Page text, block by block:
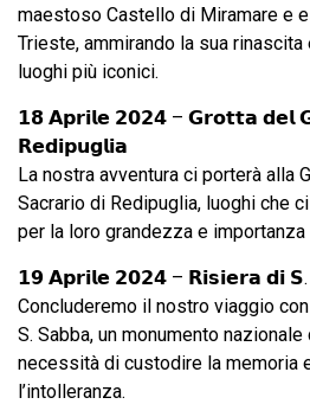
maestoso Castello di Miramare e
Trieste, ammirando la sua
luoghi più iconici.
𝟭𝟴 𝗔𝗽𝗿𝗶𝗹𝗲 𝟮𝟬𝟮𝟰 – 𝗚𝗿𝗼𝘁𝘁𝗮 𝗱𝗲𝗹
𝗥𝗲𝗱𝗶𝗽𝘂𝗴𝗹𝗶𝗮
La nostra avventura ci porterà alla
Sacrario di Redipuglia, luoghi che
per la loro grandezza e importanza
𝟭𝟵 𝗔𝗽𝗿𝗶𝗹𝗲 𝟮𝟬𝟮𝟰 – 𝗥𝗶𝘀𝗶𝗲𝗿𝗮 𝗱𝗶
Concluderemo il nostro viaggio
S. Sabba, un monumento
necessità di custodire la memoria
l’intolleranza.